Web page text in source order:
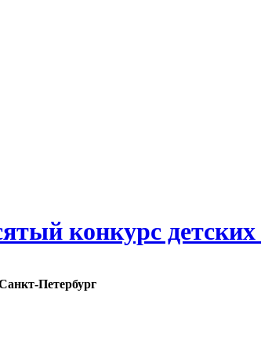
конкурс
Петербург